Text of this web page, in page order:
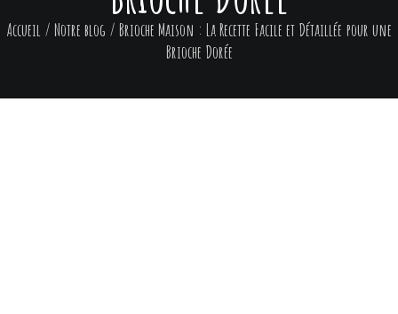
Accueil/ Notre blog / Brioche Maison : La Recette Facile et Détaillée pour une
Brioche Dorée